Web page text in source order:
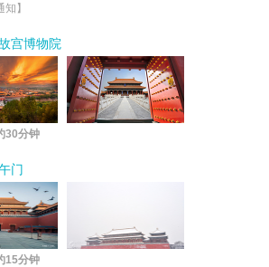
知】
宫博物院
30分钟
门
15分钟